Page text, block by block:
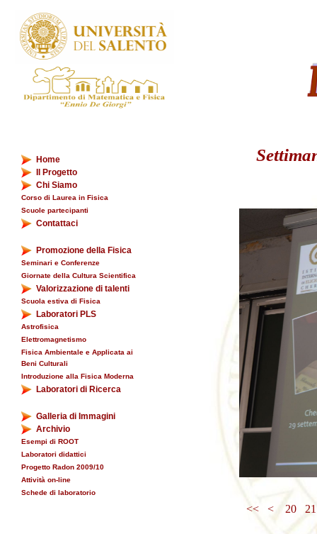
Home
Il Progetto
Chi Siamo
Corso di Laurea in Fisica
Scuole partecipanti
Contattaci
Promozione della Fisica
Seminari e Conferenze
Giornate della Cultura Scientifica
Valorizzazione di talenti
Scuola estiva di Fisica
Laboratori PLS
Astrofisica
Elettromagnetismo
Fisica Ambientale e Applicata ai
Beni Culturali
Introduzione alla Fisica Moderna
Laboratori di Ricerca
Galleria di Immagini
Archivio
Esempi di ROOT
Laboratori didattici
Progetto Radon 2009/10
Attività on-line
Schede di laboratorio
<< < 20